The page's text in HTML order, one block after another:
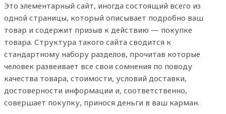
Это элементарный сайт, иногда состоящий всего из
одной страницы, который описывает подробно ваш
товар и содержит призыв к действию — покупке
товара. Структура такого сайта сводится к
стандартному набору разделов, прочитав которые
человек развеивает все свои сомнения по поводу
качества товара, стоимости, условий доставки,
достоверности информации и, соответственно,
совершает покупку, принося деньги в ваш карман.